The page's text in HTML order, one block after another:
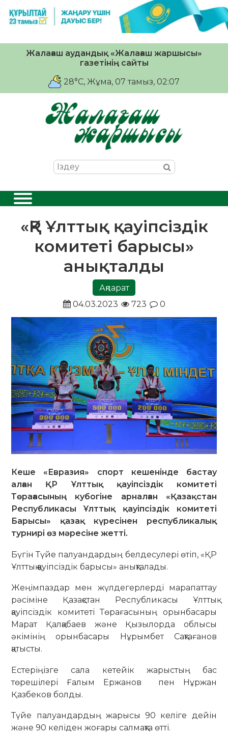
Жалағаш аудандық «Жалағаш жаршысы»
газетінің сайты
28°C, Жұма, 07 тамыз, 02:07
«ҚР Ұлттық қауіпсіздік
комитеті барысы»
анықталды
Ақпарат
04.03.2023
723 0
Кеше «Евразия» спорт кешенінде бастау
алған ҚР Ұлттық қауіпсіздік комитеті
Төрағасының кубогіне арналған «Қазақстан
Республикасы Ұлттық қауіпсіздік комитеті
Барысы» қазақ күресінен республикалық
турнирі өз мәресіне жетті.
Бүгін Түйе палуандардың белдесулері өтіп, «ҚР
Ұлттық қауіпсіздік барысы» анықталады.
Жеңімпаздар мен жүлдегерлерді марапаттау
рәсіміне Қазақстан Республикасы Ұлттық
қауіпсіздік комитеті Төрағасының орынбасары
Марат Қалқабаев және Қызылорда облысы
әкімінің орынбасары Нұрымбет Сақтағанов
қатысты.
Естеріңізге сала кетейік жарыстың бас
төрешілері Ғалым Ержанов пен Нұржан
Қазбеков болды.
Түйе палуандардың жарысы 90 келіге дейін
және 90 келіден жоғары салмақта өтті.